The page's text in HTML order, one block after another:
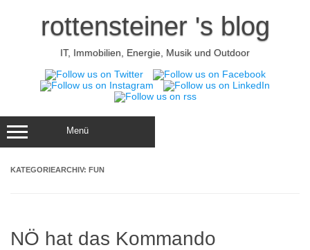
rottensteiner 's blog
IT, Immobilien, Energie, Musik und Outdoor
Menü
KATEGORIEARCHIV: FUN
NÖ hat das Kommando